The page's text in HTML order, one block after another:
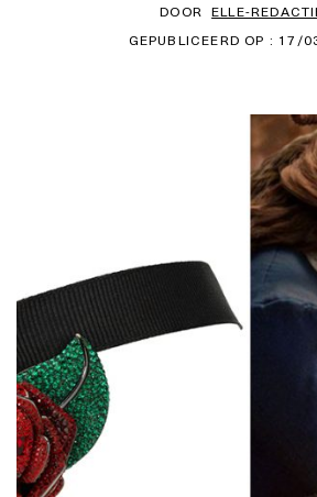
DOOR ELLE-
GEPUBLICEERD OP : 17/